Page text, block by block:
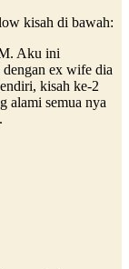
kisah di bawah:
Aku ini
ex wife dia
kisah ke-2
alami semua nya